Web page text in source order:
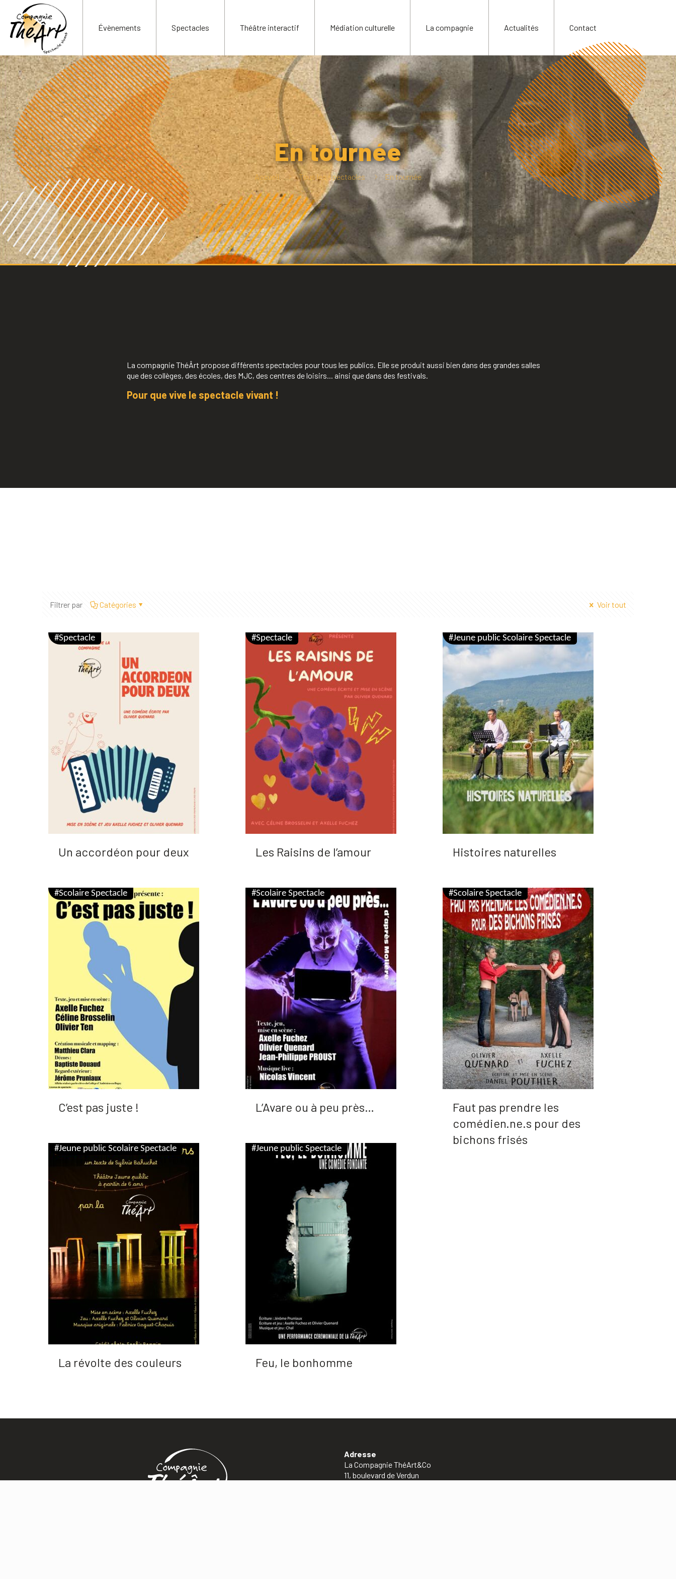
Évènements Spectacles Théâtre interactif Médiation culturelle La compagnie Actualités Contact
En tournée
Accueil Tous les spectacles En tournée
La compagnie ThéÂrt propose différents spectacles pour tous les publics. Elle se produit aussi bien dans des grandes salles
que des collèges, des écoles, des MJC, des centres de loisirs... ainsi que dans des festivals.
Pour que vive le spectacle vivant !
Filtrer par Catégories Voir tout
#Spectacle
Un accordéon pour deux
#Spectacle
Les Raisins de l’amour
#Jeune public Scolaire Spectacle
Histoires naturelles
#Scolaire Spectacle
C’est pas juste !
#Scolaire Spectacle
L’Avare ou à peu près…
#Scolaire Spectacle
Faut pas prendre les
comédien.ne.s pour des
bichons frisés
#Jeune public Scolaire Spectacle
La révolte des couleurs
#Jeune public Spectacle
Feu, le bonhomme
Adresse
La Compagnie ThéArt&Co
11, boulevard de Verdun